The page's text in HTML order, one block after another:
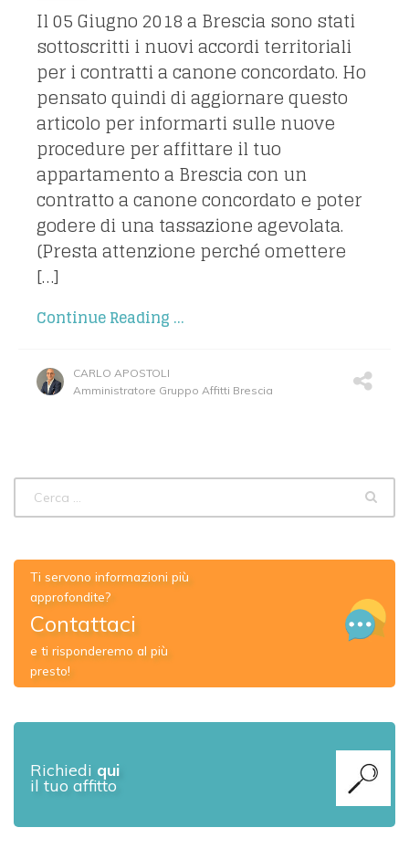
Il 05 Giugno 2018 a Brescia sono stati
sottoscritti i nuovi accordi territoriali
per i contratti a canone concordato. Ho
pensato quindi di aggiornare questo
articolo per informarti sulle nuove
procedure per affittare il tuo
appartamento a Brescia con un
contratto a canone concordato e poter
godere di una tassazione agevolata.
(Presta attenzione perché omettere
[…]
Continue Reading ...
CARLO APOSTOLI
Amministratore Gruppo Affitti Brescia
Ti servono informazioni più
approfondite?
Contattaci
e ti risponderemo al più
presto!
Richiedi qui
il tuo affitto